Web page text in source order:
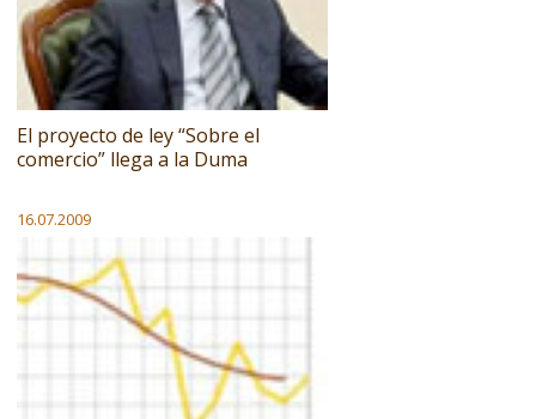
El proyecto de ley “Sobre el
comercio” llega a la Duma
16.07.2009